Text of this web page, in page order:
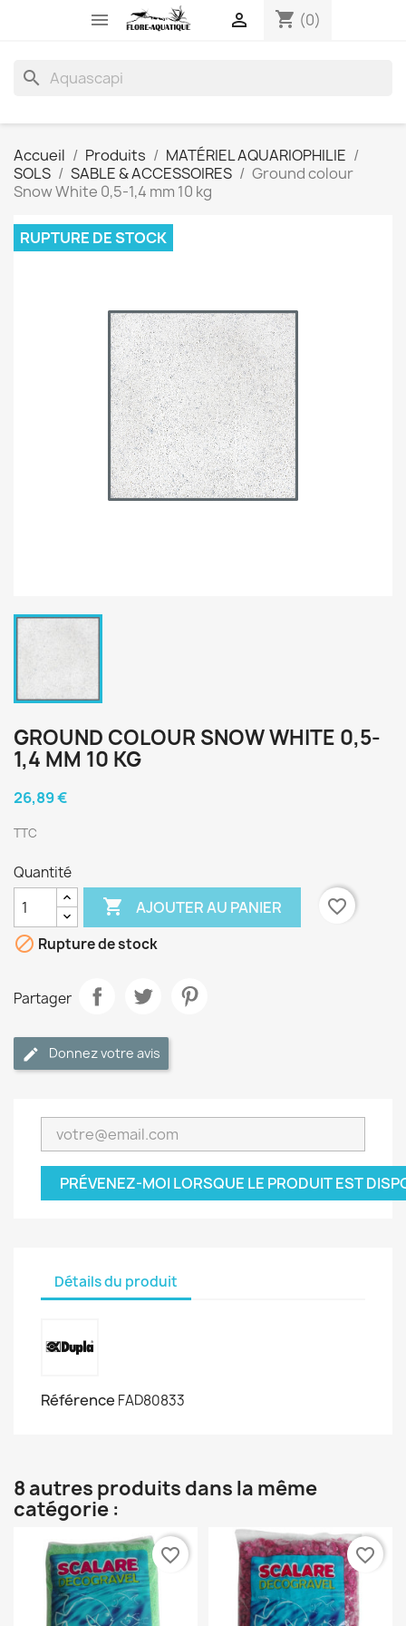
 shopping_cart (0)

search
Accueil Produits
MATÉRIEL AQUARIOPHILIE
SOLS
SABLE & ACCESSOIRES
Ground colour
Snow White 0,5-1,4 mm 10 kg
RUPTURE DE STOCK
GROUND COLOUR SNOW WHITE 0,5-
1,4 MM 10 KG
26,89 €
TTC
Quantité
 AJOUTER AU PANIER
favorite_border
 Rupture de stock
Partager
Donnez votre avis
PRÉVENEZ-MOI LORSQUE LE PRODUIT EST
Détails du produit
Référence FAD80833
8 autres produits dans la même
catégorie :
favorite_border favorite_border